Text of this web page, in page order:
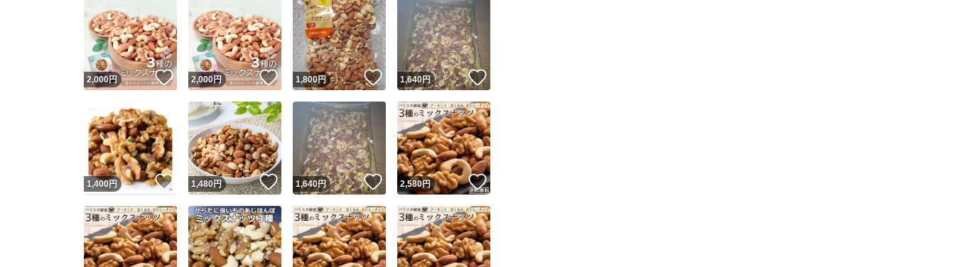
ユーザーの実績について
Yahoo!フリマが定めた一定の基準を満たしたユーザーにバッジを付与しています
安心取引出品者
安心取引出品者 Yahoo!フリマの基準をクリアした安心・安全なユーザーです
この商品の情報をコピーします
2,000円 いいね！
2,000円 いいね！
1,800円 いいね！
1,640円 いいね！
1,400円 いいね！
1,480円 いいね！
1,640円 いいね！
2,580円 いいね！